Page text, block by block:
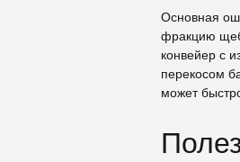
Основная
фракцию
конвейер с
перекосом
может